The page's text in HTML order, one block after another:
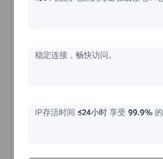
$?/天
稳定连接，畅快访问。
IP存活时间 ≤24小时享受 99.9%的